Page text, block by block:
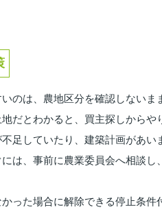
のは、農地区分を確認しないま
だとわかると、買主探しからや
足していたり、建築計画があい
は、事前に農業委員会へ相談
った場合に解除できる停止条